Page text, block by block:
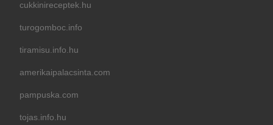
cukkinireceptek.hu
turogomboc.info
tiramisu.info.hu
amerikaipalacsinta.com
pampuska.com
tojas.info.hu